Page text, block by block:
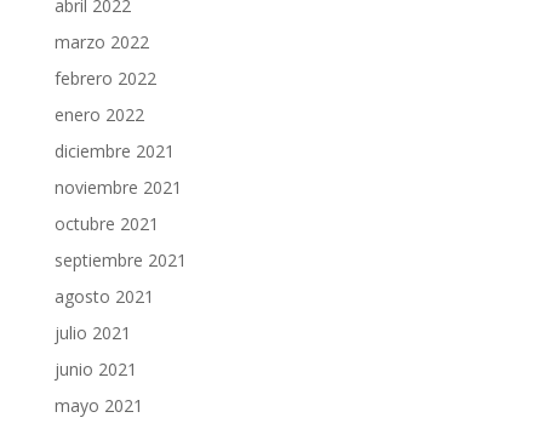
abril 2022
marzo 2022
febrero 2022
enero 2022
diciembre 2021
noviembre 2021
octubre 2021
septiembre 2021
agosto 2021
julio 2021
junio 2021
mayo 2021